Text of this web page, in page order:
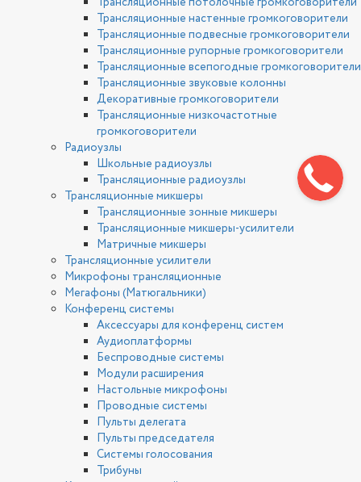
Трансляционные настенные громкоговорители
Трансляционные подвесные громкоговорители
Трансляционные рупорные громкоговорители
Трансляционные всепогодные громкоговорители
Трансляционные звуковые колонны
Декоративные громкоговорители
Трансляционные низкочастотные
громкоговорители
Радиоузлы
Школьные радиоузлы
Трансляционные радиоузлы
Трансляционные микшеры
Трансляционные зонные микшеры
Трансляционные микшеры-усилители
Матричные микшеры
Трансляционные усилители
Микрофоны трансляционные
Мегафоны (Матюгальники)
Конференц системы
Аксессуары для конференц систем
Аудиоплатформы
Беспроводные системы
Модули расширения
Настольные микрофоны
Проводные системы
Пульты делегата
Пульты председателя
Системы голосования
Трибуны